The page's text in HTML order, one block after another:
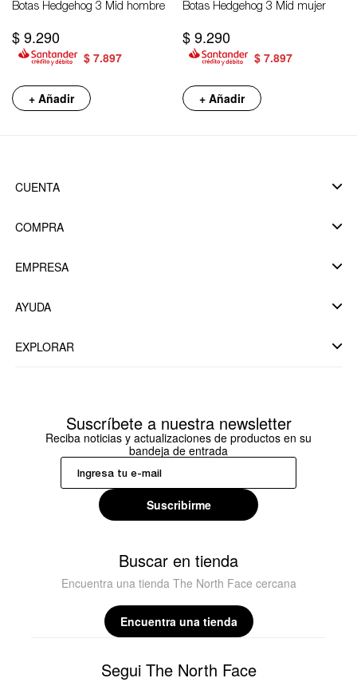
Botas Hedgehog 3 Mid hombre
$9.290
$ 7.897
+ Añadir
Botas Hedgehog 3 Mid mujer
$9.290
$ 7.897
+ Añadir
CUENTA
COMPRA
EMPRESA
AYUDA
EXPLORAR
Suscríbete a nuestra newsletter
Reciba noticias y actualizaciones de productos en su
bandeja de entrada
Suscribirme
Buscar en tienda
Encuentra una tienda The North Face cercana
Encuentra una tienda
Segui The North Face